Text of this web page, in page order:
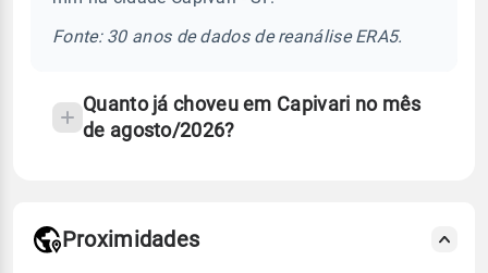
Fonte: 30 anos de dados de reanálise ERA5.
Quanto já choveu em Capivari no mês
de agosto/2026?
Proximidades